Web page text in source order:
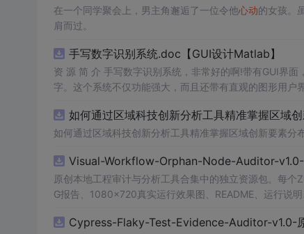
在一个同学聚会上，男主角邂逅了一位令他心动的女孩。
肩而过。
手写数字识别系统.doc【GUI设计Matlab】
资 源 简 介 手写数字识别系统，非常好的啊!带有GUI界
字。这个系统不仅功能强大，而且还带有直观的图形用户
便和实用的工具，你一定会喜欢它的！
如何通过区域科技创新分析工具精准掌握区域
如何通过区域科技创新分析工具精准掌握区域创新要素分
Visual-Workflow-Orphan-Node-Auditor-
原创本地工程审计与分析工具合集中的独立资源包。每
G报告、1080×720真实运行效果图、README、运行说
源码、Logo、官方截图、论文、生产日志或其他受限素
Cypress-Flaky-Test-Evidence-Auditor-v1.0-